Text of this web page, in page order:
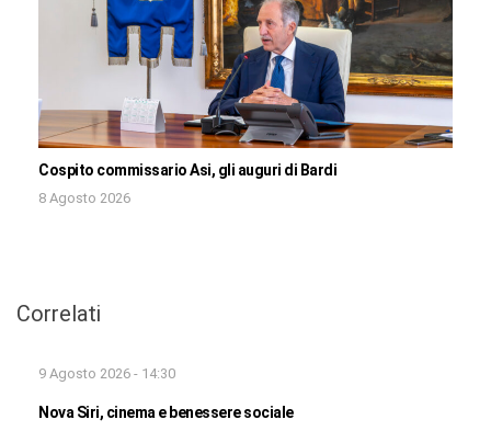
Cospito commissario Asi, gli auguri di Bardi
8 Agosto 2026
Correlati
9 Agosto 2026 - 14:30
Nova Siri, cinema e benessere sociale